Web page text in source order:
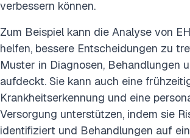
verbessern können.
Zum Beispiel kann die Analyse von
helfen, bessere Entscheidungen zu
Muster in Diagnosen, Behandlungen
aufdeckt. Sie kann auch eine
Krankheitserkennung und eine
Versorgung unterstützen, indem sie
identifiziert und Behandlungen auf